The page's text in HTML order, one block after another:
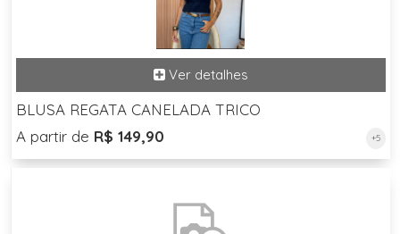
BLUSA REGATA CANELADA TRICO
A partir de R$ 149,90 +5